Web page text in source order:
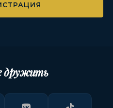
дружить